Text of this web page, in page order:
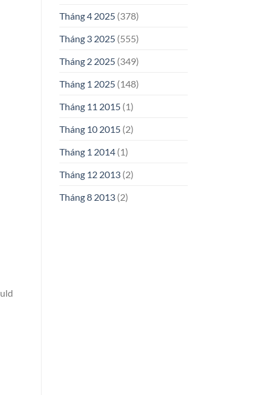
Tháng 4 2025(378)
Tháng 3 2025(555)
Tháng 2 2025(349)
Tháng 1 2025(148)
Tháng 11 2015(1)
Tháng 10 2015(2)
Tháng 1 2014(1)
Tháng 12 2013(2)
Tháng 8 2013(2)